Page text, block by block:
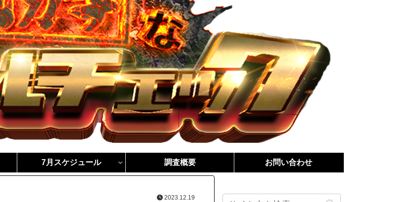
7月スケジュール 調査概要 お問い合わせ
2023.12.19